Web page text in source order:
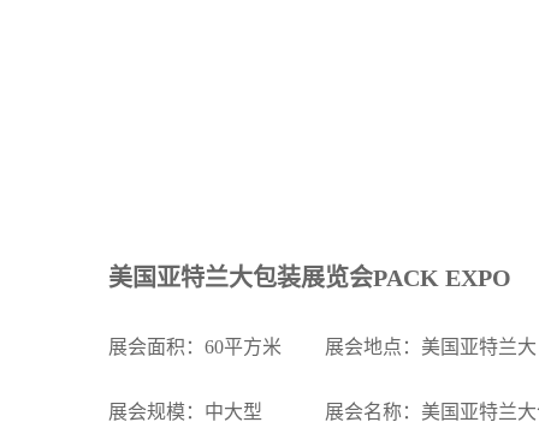
美国亚特兰大包装展览会PACK EXPO
展会面积：60平方米 展会地点：美国亚特兰大
展会规模：中大型 展会名称：美国亚特兰大